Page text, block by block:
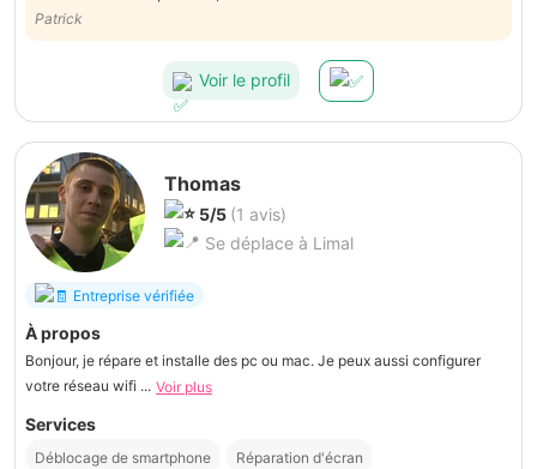
Patrick
Voir le profil
Thomas
5/5 (1 avis)
Se déplace à Limal
Entreprise vérifiée
À propos
Bonjour, je répare et installe des pc ou mac. Je peux aussi configurer
votre réseau wifi ... Voir plus
Services
Déblocage de smartphone Réparation d'écran